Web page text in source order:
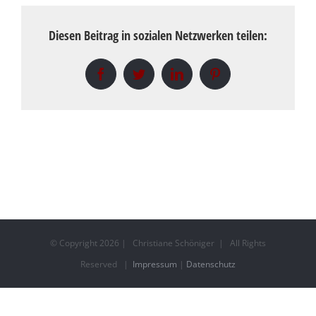
Diesen Beitrag in sozialen Netzwerken teilen:
FacebookTwitterLinkedInPinterest
© Copyright 2026 | Christiane Schöniger | All Rights
Reserved | Impressum | Datenschutz